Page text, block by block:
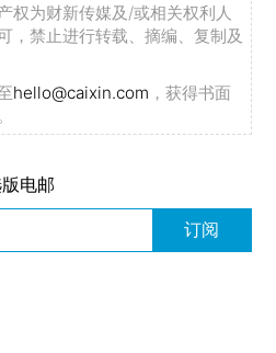
权为财新传媒及/或相关权利人
，禁止进行转载、摘编、复制及
hello@caixin.com ，获得书面
电邮
订阅